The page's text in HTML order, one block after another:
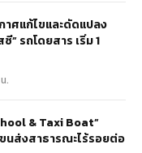
าศแก้ไขและดัดแปลง
” รถโดยสาร เริ่ม 1
.
& Taxi Boat”
นส่งสาธารณะไร้รอยต่อ